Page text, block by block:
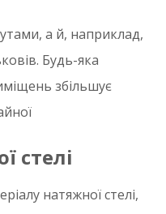
а й, наприклад,
Будь-яка
збільшує
стелі
натяжної стелі,